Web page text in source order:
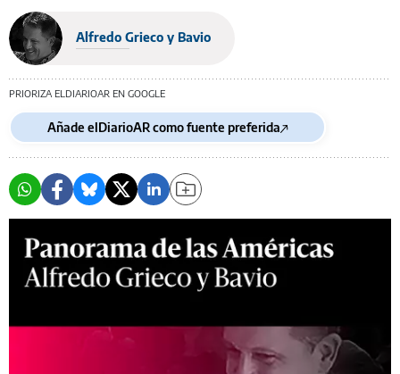
Alfredo Grieco y Bavio
PRIORIZA ELDIARIOAR EN GOOGLE
Añade elDiarioAR como fuente preferida